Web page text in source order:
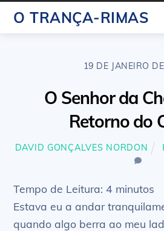
O TRANÇA-RIMAS
19 DE JANEIRO
O Senhor da
Retorno do
DAVID GONÇALVES NORDON
Tempo de Leitura: 4 minutos
Estava eu a andar
quando algo berra ao meu